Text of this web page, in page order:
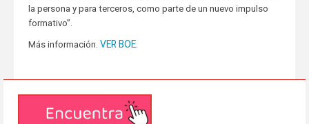
la persona y para terceros, como parte de un nuevo impulso
formativo”.
Más información. VER BOE.